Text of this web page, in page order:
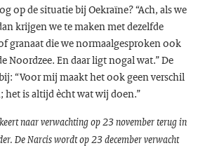
op de situatie bij Oekraïne? “Ach, als we
krijgen we te maken met dezelfde
granaat die we normaalgesproken ook
Noordzee. En daar ligt nogal wat.” De
“Voor mij maakt het ook geen verschil
het is altijd ècht wat wij doen.”
naar verwachting op 23 november terug in
De Narcis wordt op 23 december verwacht